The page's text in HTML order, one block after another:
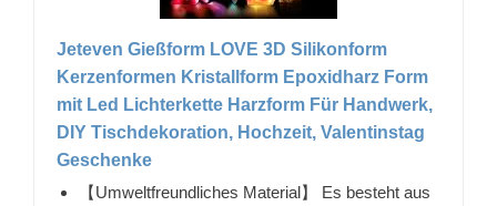
Jeteven Gießform LOVE 3D Silikonform
Kerzenformen Kristallform Epoxidharz Form
mit Led Lichterkette Harzform Für Handwerk,
DIY Tischdekoration, Hochzeit, Valentinstag
Geschenke
【Umweltfreundliches Material】 Es besteht aus